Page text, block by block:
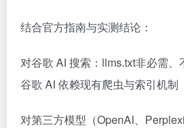
结合官方指南与实测结论：
对谷歌 AI 搜索：llms.txt非必需、
谷歌 AI 依赖现有爬虫与索引机制
对第三方模型（OpenAI、